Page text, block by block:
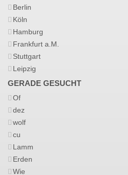
Berlin
Köln
Hamburg
Frankfurt a.M.
Stuttgart
Leipzig
GERADE GESUCHT
Of
dez
wolf
cu
Lamm
Erden
Wie